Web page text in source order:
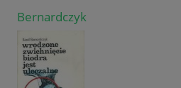
Bernardczyk